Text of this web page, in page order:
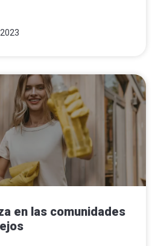
en las comunidades